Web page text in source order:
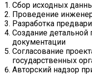
Сбор исходных
Проведение
Разработка
Создание детальной
документации
Согласование
государственных
Авторский надзор